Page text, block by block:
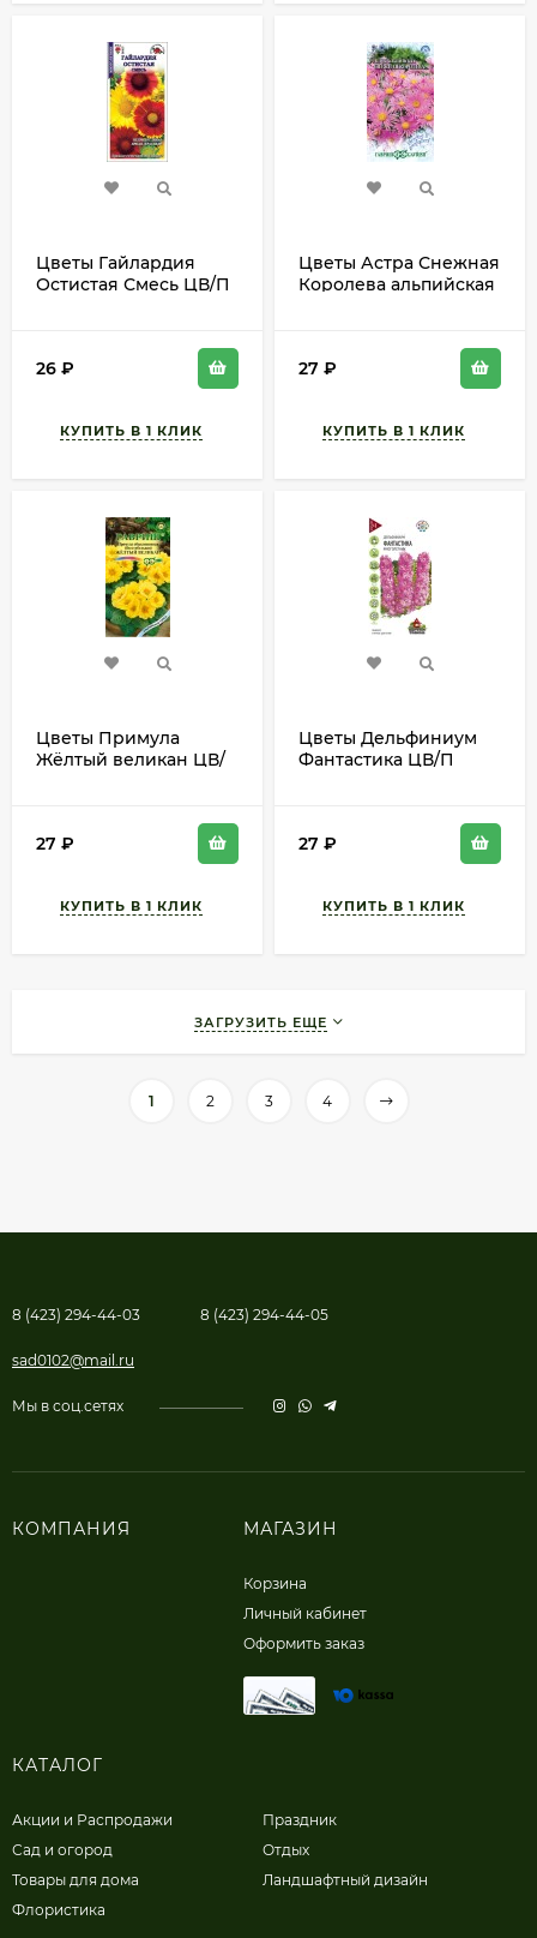
Цветы Гайлардия
Остистая Смесь ЦВ/П
26 ₽
Цветы Астра Снежная
Королева альпийская
27 ₽
Цветы Примула
Жёлтый великан ЦВ/
27 ₽
Цветы Дельфиниум
Фантастика ЦВ/П
27 ₽
ЗАГРУЗИТЬ ЕЩЕ
1 2 3 4
8 (423) 294-44-03 8 (423) 294-44-05
sad0102@mail.ru
Мы в соц.сетях
КОМПАНИЯ МАГАЗИН
Корзина
Личный кабинет
Оформить заказ
КАТАЛОГ
Акции и Распродажи
Сад и огород
Товары для дома
Флористика
Праздник
Отдых
Ландшафтный дизайн